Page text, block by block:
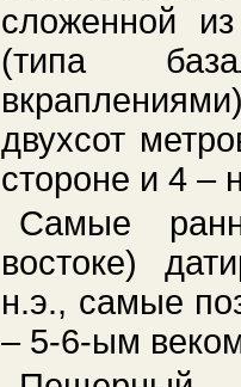
сложенной
(типа
двухсот
стороне и 4 –
Самые
востоке)
н.э., самые
– 5-6-ым